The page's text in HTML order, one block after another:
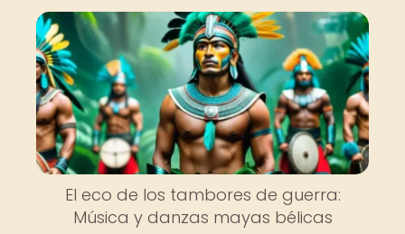
El eco de los tambores de guerra:
Música y danzas mayas bélicas